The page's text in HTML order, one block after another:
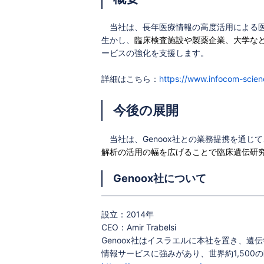
当社は、長年医療情報の高度活用による
生かし、 臨床検査施設や製薬企業、大学な
ービスの強化を支援します。
詳細はこちら： https://www.infocom-
今後の展開
当社は、Genoox社との業務提携を通じ
解析の活用の幅を広げることで臨床遺伝研
Genoox社について
設立：2014年
CEO：Amir Trabelsi
Genoox社はイスラエルに本社を置き、遺
情報サービスに強みがあり、世界約1,500